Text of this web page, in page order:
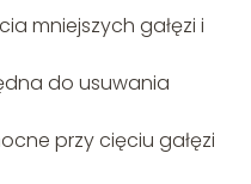
mniejszych gałęzi i
do usuwania
przy cięciu gałęzi